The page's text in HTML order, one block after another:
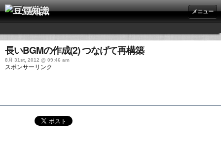
豆知識 メニュー
長いBGMの作成(2) つなげて再構築
8月 31st, 2012 @ 09:46 am
スポンサーリンク